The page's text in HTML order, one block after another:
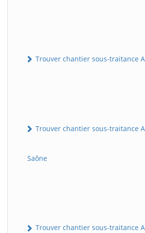
Trouver chantier sous-traitance
Trouver chantier sous-traitance
Saône
Trouver chantier sous-traitance